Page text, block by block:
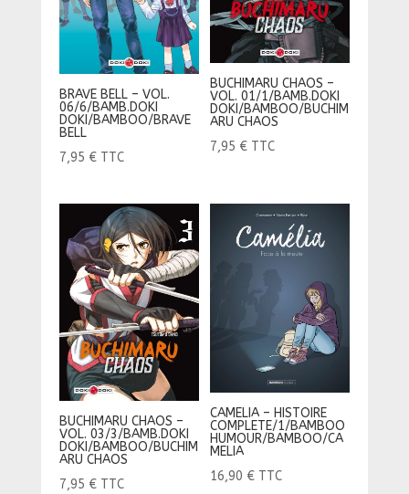
BRAVE BELL – VOL.
06/6/BAMB.DOKI
DOKI/BAMBOO/BRAVE
BELL
7,95 € TTC
BUCHIMARU CHAOS –
VOL. 01/1/BAMB.DOKI
DOKI/BAMBOO/BUCHIM
ARU CHAOS
7,95 € TTC
BUCHIMARU CHAOS –
VOL. 03/3/BAMB.DOKI
DOKI/BAMBOO/BUCHIM
ARU CHAOS
7,95 € TTC
CAMELIA – HISTOIRE
COMPLETE/1/BAMBOO
HUMOUR/BAMBOO/CA
MELIA
16,90 € TTC